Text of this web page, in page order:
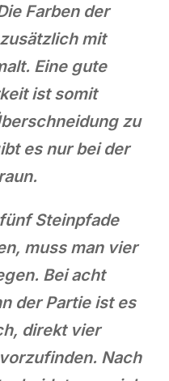
Farben der
mit
Eine gute
ist somit
zu
es nur bei der
Steinpfade
muss man vier
Bei acht
der Partie ist es
direkt vier
Nach